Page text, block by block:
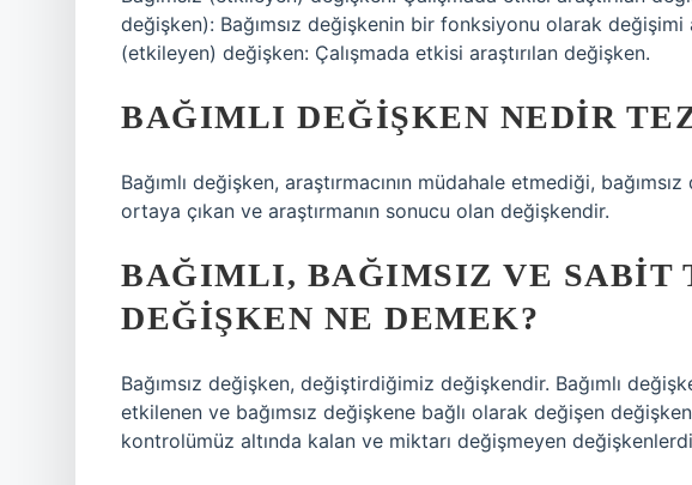
değişken): Bağımsız değişkenin bir fonksiyonu olarak değişimi
(etkileyen) değişken: Çalışmada etkisi araştırılan değişken.
BAĞIMLI DEĞIŞKEN NEDIR
Bağımlı değişken, araştırmacının müdahale etmediği,
ortaya çıkan ve araştırmanın sonucu olan değişkendir.
BAĞIMLI, BAĞIMSIZ VE SABIT
DEĞIŞKEN NE DEMEK?
Bağımsız değişken, değiştirdiğimiz değişkendir. Bağımlı
etkilenen ve bağımsız değişkene bağlı olarak değişen
kontrolümüz altında kalan ve miktarı değişmeyen